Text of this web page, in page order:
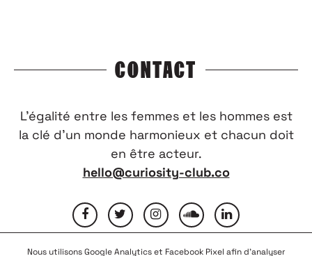
CONTACT
L’égalité entre les femmes et les hommes est
la clé d’un monde harmonieux et chacun doit
en être acteur.
hello@curiosity-club.co
Nous utilisons Google Analytics et Facebook Pixel afin d'analyser